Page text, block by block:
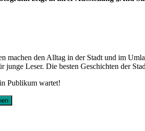
machen den Alltag in der Stadt und im
junge Leser. Die besten Geschichten der
Publikum wartet!